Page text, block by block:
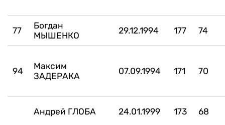
77
Богдан
МЫШЕНКО
29.12.1994 177 74
94
Максим
ЗАДЕРАКА
07.09.1994 171 70
Андрей ГЛОБА 24.01.1999 173 68